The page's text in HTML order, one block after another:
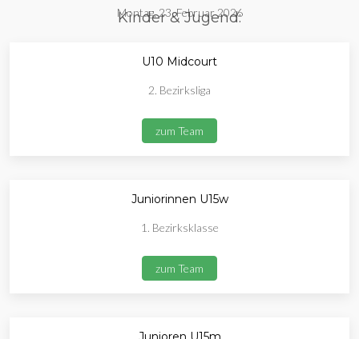
Montag, 23. Februar 2026
Kinder & Jugend:
U10 Midcourt
2. Bezirksliga
zum Team
Juniorinnen U15w
1. Bezirksklasse
zum Team